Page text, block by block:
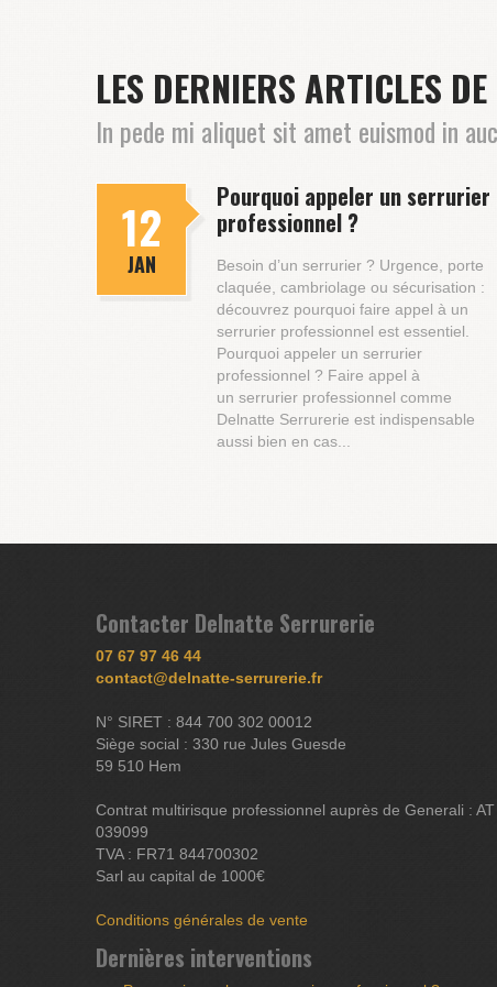
LES DERNIERS ARTICLES
In pede mi aliquet sit amet euismod in
12
JAN
Pourquoi appeler un serrurier
professionnel ?
Besoin d’un serrurier ? Urgence, porte
claquée, cambriolage ou sécurisation :
découvrez pourquoi faire appel à un
serrurier professionnel est essentiel.
Pourquoi appeler un serrurier
professionnel ? Faire appel à
un serrurier professionnel comme
Delnatte Serrurerie est indispensable
aussi bien en cas...
Contacter Delnatte Serrurerie
07 67 97 46 44
contact@delnatte-serrurerie.fr
N° SIRET : 844 700 302 00012
Siège social : 330 rue Jules Guesde
59 510 Hem
Contrat multirisque professionnel auprès de Generali : AT
039099
TVA : FR71 844700302
Sarl au capital de 1000€
Conditions générales de vente
Dernières interventions